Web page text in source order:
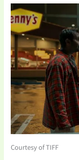
Courtesy of TIFF